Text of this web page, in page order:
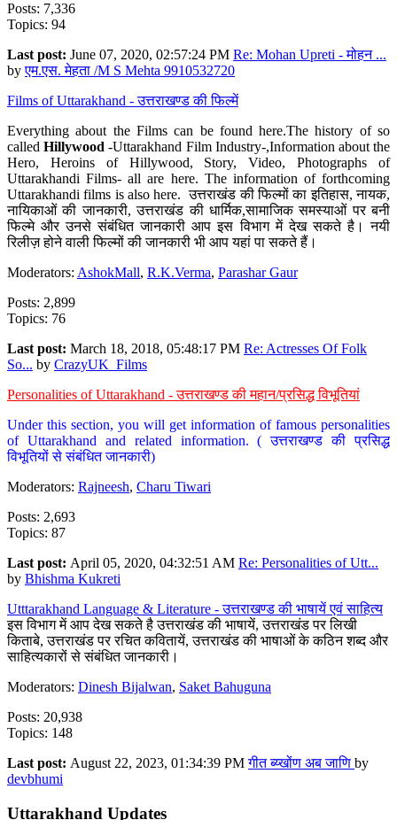
Posts: 7,336
Topics: 94
Last post: June 07, 2020, 02:57:24 PM Re: Mohan Upreti - मोहन ...
byएम.एस. मेहता /M S Mehta 9910532720
Films of Uttarakhand - उत्तराखण्ड की फिल्में
Everything about the Films can be found here.The history of so
calledHillywood-Uttarakhand Film Industry-,Information about the
Hero, Heroins of Hillywood, Story, Video, Photographs of
Uttarakhandi Films- all are here. The information of forthcoming
Uttarakhandi films is also here. उत्तराखंड की फिल्मों का इतिहास, नायक,
नायिकाओं की जानकारी, उत्तराखंड की धार्मिक,सामाजिक समस्याओं पर बनी
फिल्मे और उनसे संबंधित जानकारी आप इस विभाग में देख सकते है। नयी
रिलीज़ होने वाली फिल्मों की जानकारी भी आप यहां पा सकते हैं।
Moderators: AshokMall, R.K.Verma, Parashar Gaur
Posts: 2,899
Topics: 76
Last post: March 18, 2018, 05:48:17 PM Re: Actresses Of Folk
So... by CrazyUK_Films
Personalities of Uttarakhand - उत्तराखण्ड की महान/प्रसिद्ध विभूतियां
Under this section, you will get information of famous personalities
of Uttarakhand and related information. ( उत्तराखण्ड की प्रसिद्ध
विभूतियों से संबंधित जानकारी)
Moderators: Rajneesh, Charu Tiwari
Posts: 2,693
Topics: 87
Last post: April 05, 2020, 04:32:51 AM Re: Personalities of Utt...
by Bhishma Kukreti
Utttarakhand Language & Literature - उत्तराखण्ड की भाषायें एवं साहित्य
इस विभाग में आप देख सकते है उत्तराखंड की भाषायें, उत्तराखंड पर लिखी
किताबे, उत्तराखंड पर रचित कवितायें, उत्तराखंड की भाषाओं के कठिन शब्द और
साहित्यकारों से संबंधित जानकारी।
Moderators: Dinesh Bijalwan, Saket Bahuguna
Posts: 20,938
Topics: 148
Last post: August 22, 2023, 01:34:39 PMगीत ब्य्खोंण अब जाणि by
devbhumi
Uttarakhand Updates